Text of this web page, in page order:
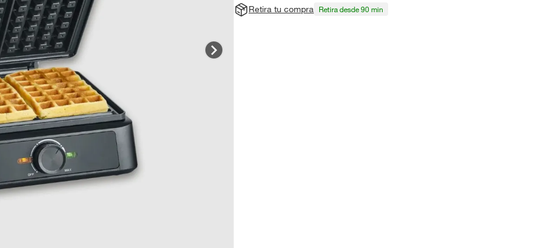
Retira tu compra Retira desde 90 min